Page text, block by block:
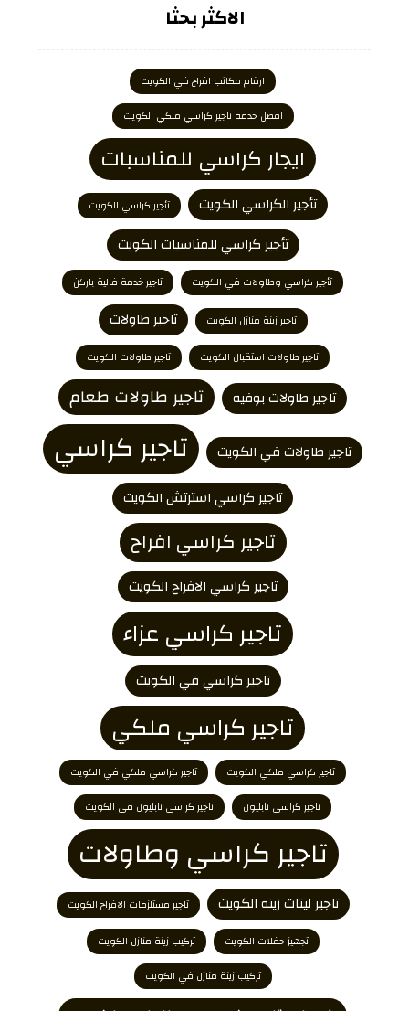
الاكثر بحثا
ارقام مكاتب افراح في الكويت
افضل خدمة تاجير كراسي ملكي الكويت
ايجار كراسي للمناسبات
تأجير الكراسي الكويت تأجير كراسي الكويت
تأجير كراسي للمناسبات الكويت
تأجير كراسي وطاولات في الكويت تاجير خدمة فالية باركن
تاجير زينة منازل الكويت تاجير طاولات
تاجير طاولات استقبال الكويت تاجير طاولات الكويت
تاجير طاولات بوفيه تاجير طاولات طعام
تاجير طاولات في الكويت تاجير كراسي
تاجير كراسي استرتش الكويت
تاجير كراسي افراح
تاجير كراسي الافراح الكويت
تاجير كراسي عزاء
تاجير كراسي في الكويت
تاجير كراسي ملكي
تاجير كراسي ملكي الكويت
تاجير كراسي ملكي في الكويت
تاجير كراسي نابليون
تاجير كراسي نابليون في الكويت
تاجير كراسي وطاولات
تاجير ليتات زينه الكويت
تاجير مستلزمات الافراح الكويت
تجهيز حفلات الكويت
تركيب زينة منازل الكويت
تركيب زينة منازل في الكويت